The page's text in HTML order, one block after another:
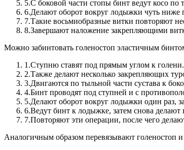
5.С боковой части стопы бинт ведут косо по
6.Делают оборот вокруг лодыжки чуть ниже
7.Такие восьмиобразные витки повторяют
8.Завершают наложение закрепляющими
Можно забинтовать голеностоп эластичным
1.Ступню ставят под прямым углом к голени.
2.Также делают несколько закрепляющих
3.Двигаются по тыльной части сустава к
4.Бинт проводят под ступней и с
5.Делают оборот вокруг лодыжки один раз,
6.Ведут бинт к лодыжке, затем снова
7.Повторяют эти операции, после чего
Аналогичным образом перевязывают голеностоп